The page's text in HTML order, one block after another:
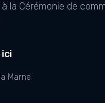
à la Cérémonie de
ici
Marne